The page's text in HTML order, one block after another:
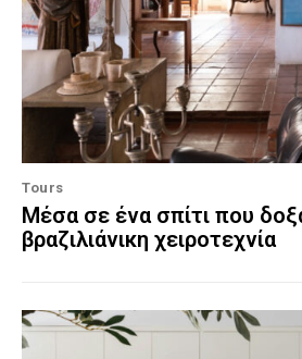
Tours
Μέσα σε ένα σπίτι που
βραζιλιάνικη χειροτεχνία